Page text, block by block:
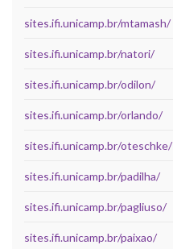
sites.ifi.unicamp.br/mtamash/
sites.ifi.unicamp.br/natori/
sites.ifi.unicamp.br/odilon/
sites.ifi.unicamp.br/orlando/
sites.ifi.unicamp.br/oteschke/
sites.ifi.unicamp.br/padilha/
sites.ifi.unicamp.br/pagliuso/
sites.ifi.unicamp.br/paixao/